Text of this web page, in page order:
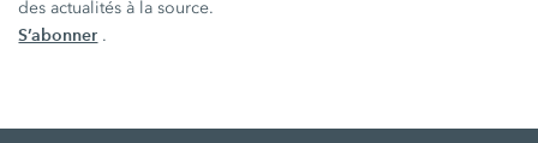
des actualités à la source.
S’abonner .